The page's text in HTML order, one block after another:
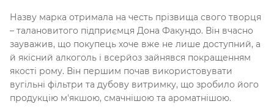
Назву марка отримала на честь прізвища свого творця
– талановитого підприємця Дона Факундо. Він вчасно
зауважив, що покупець хоче вже не лише доступний, а
й якісний алкоголь і всерйоз зайнявся покращенням
якості рому. Він першим почав використовувати
вугільні фільтри та дубову витримку, що зробило його
продукцію м'якшою, смачнішою та ароматнішою.